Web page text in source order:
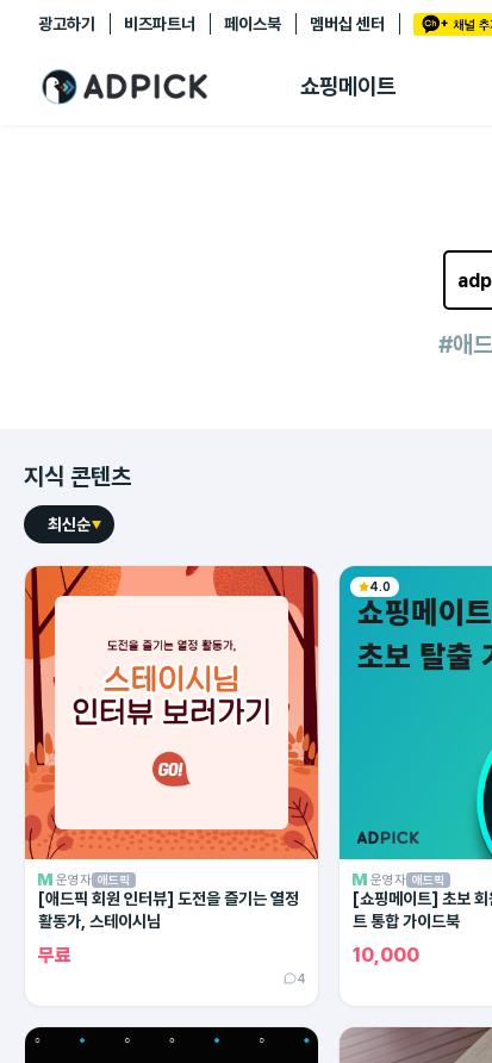
광고하기 비즈파트너 페이스북 멤버십 센터
쇼핑메이트
추천상품
쇼핑 에이전트
#애
지식 콘텐츠
최신순
운영자 애드픽
[애드픽 회원 인터뷰] 도전을 즐기는 열정
활동가, 스테이시님
무료
4
4.0
운영자 애드픽
[쇼핑메이트] 초보 회
트 통합 가이드북
10,000